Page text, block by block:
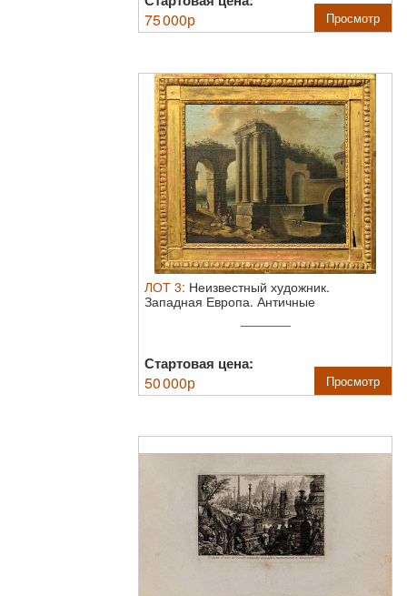
75 000р Просмотр
ЛОТ 3: Неизвестный художник.
Западная Европа. Античные
Стартовая цена:
50 000р Просмотр